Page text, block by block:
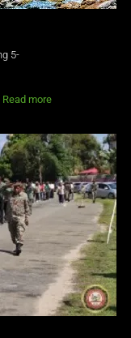
5-
Read more